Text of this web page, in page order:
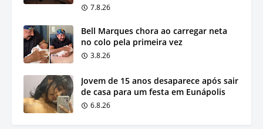
7.8.26
Bell Marques chora ao carregar neta
no colo pela primeira vez
3.8.26
Jovem de 15 anos desaparece após sair
de casa para um festa em Eunápolis
6.8.26